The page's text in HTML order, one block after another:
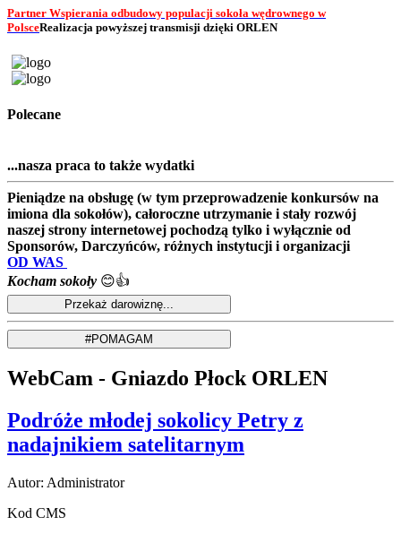
Partner Wspierania odbudowy populacji sokoła wędrownego w
PolsceRealizacja powyższej transmisji dzięki ORLEN
Polecane
...nasza praca to także wydatki
Pieniądze na obsługę (w tym przeprowadzenie konkursów na
imiona dla sokołów), całoroczne utrzymanie i stały rozwój
naszej strony internetowej pochodzą tylko i wyłącznie od
Sponsorów, Darczyńców, różnych instytucji i organizacji
OD WAS
Kocham sokoły 😊👍
WebCam - Gniazdo Płock ORLEN
Podróże młodej sokolicy Petry z
nadajnikiem satelitarnym
Autor: Administrator
Kod CMS